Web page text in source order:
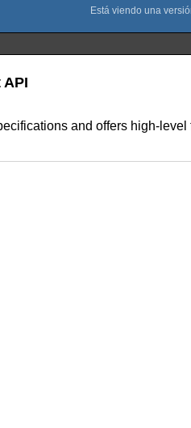
and offers high-